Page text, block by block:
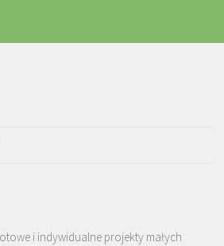
i indywidualne projekty małych